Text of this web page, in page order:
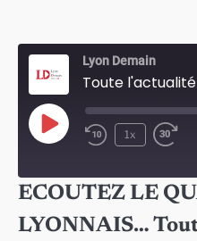
Lyon Demain
Toute l'actualité
Play
1x
RSS FEED
SHARE
ECOUTEZ LE
LYONNAIS…